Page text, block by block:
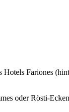
Hotels Fariones
oder Rösti-